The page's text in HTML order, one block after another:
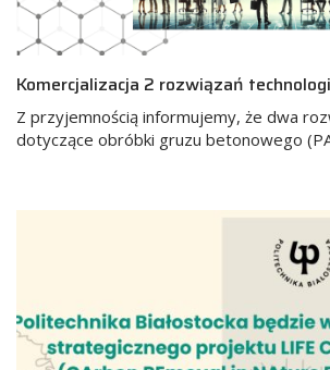
Komercjalizacja 2 rozwiązań
Z przyjemnością informujemy, że dwa
dotyczące obróbki gruzu betonowego